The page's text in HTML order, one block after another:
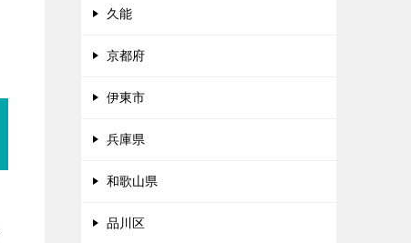
久能
京都府
伊東市
兵庫県
和歌山県
品川区